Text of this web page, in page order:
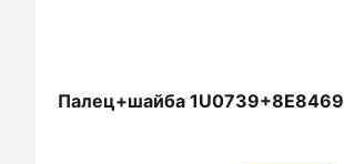
Палец+шайба 1U0739+8E8469